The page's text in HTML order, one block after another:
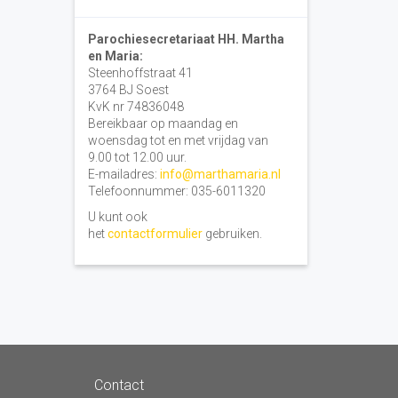
Parochiesecretariaat HH. Martha
en Maria:
Steenhoffstraat 41
3764 BJ Soest
KvK nr 74836048
Bereikbaar op maandag en
woensdag tot en met vrijdag van
9.00 tot 12.00 uur.
E-mailadres: info@marthamaria.nl
Telefoonnummer: 035-6011320
U kunt ook
hetcontactformuliergebruiken.
Contact